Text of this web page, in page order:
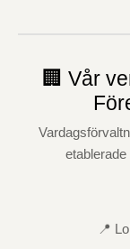
🏢 Vår
📍